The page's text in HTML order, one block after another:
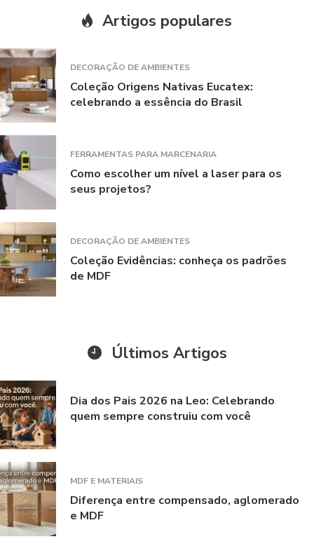
Artigos populares
DECORAÇÃO DE AMBIENTES
Coleção Origens Nativas Eucatex:
celebrando a essência do Brasil
FERRAMENTAS PARA MARCENARIA
Como escolher um nível a laser para os
seus projetos?
DECORAÇÃO DE AMBIENTES
Coleção Evidências: conheça os padrões
de MDF
Últimos Artigos
Dia dos Pais 2026 na Leo: Celebrando
quem sempre construiu com você
MDF E MATERIAIS
Diferença entre compensado, aglomerado
e MDF